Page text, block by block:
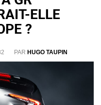
ELLE
?
PAR HUGO TAUPIN